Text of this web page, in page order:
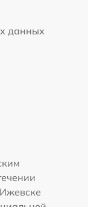
данных